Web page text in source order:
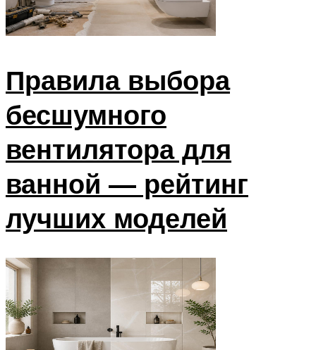
Правила выбора
бесшумного
вентилятора для
ванной — рейтинг
лучших моделей